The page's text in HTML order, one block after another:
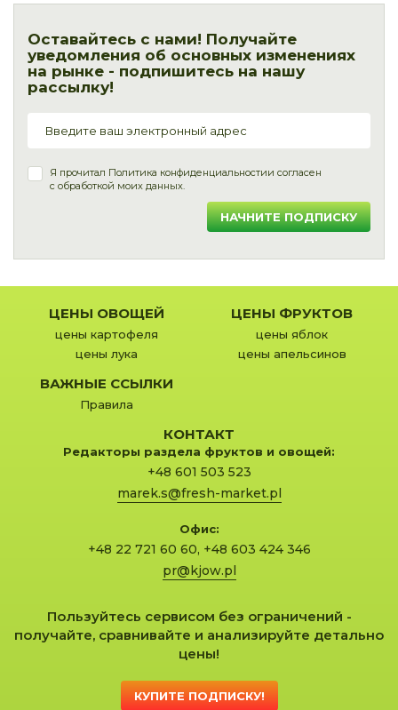
Оставайтесь с нами! Получайте
уведомления об основных изменениях
на рынке - подпишитесь на нашу
рассылку!
Я прочитал Политика конфиденциальностии согласен
с обработкой моих данных.
НАЧНИТЕ ПОДПИСКУ
ЦЕНЫ ОВОЩЕЙ
цены картофеля
цены лука
ЦЕНЫ ФРУКТОВ
цены яблок
цены апельсинов
ВАЖНЫЕ ССЫЛКИ
Правила
КОНТАКТ
Редакторы раздела фруктов и овощей:
+48 601 503 523
marek.s@fresh-market.pl
Офис:
+48 22 721 60 60, +48 603 424 346
pr@kjow.pl
Пользуйтесь сервисом без ограничений -
получайте, сравнивайте и анализируйте детально
цены!
КУПИТЕ ПОДПИСКУ!